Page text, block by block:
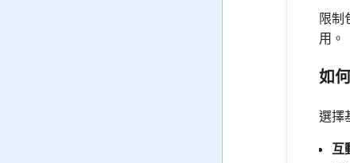
限制
用。
如
選擇
互